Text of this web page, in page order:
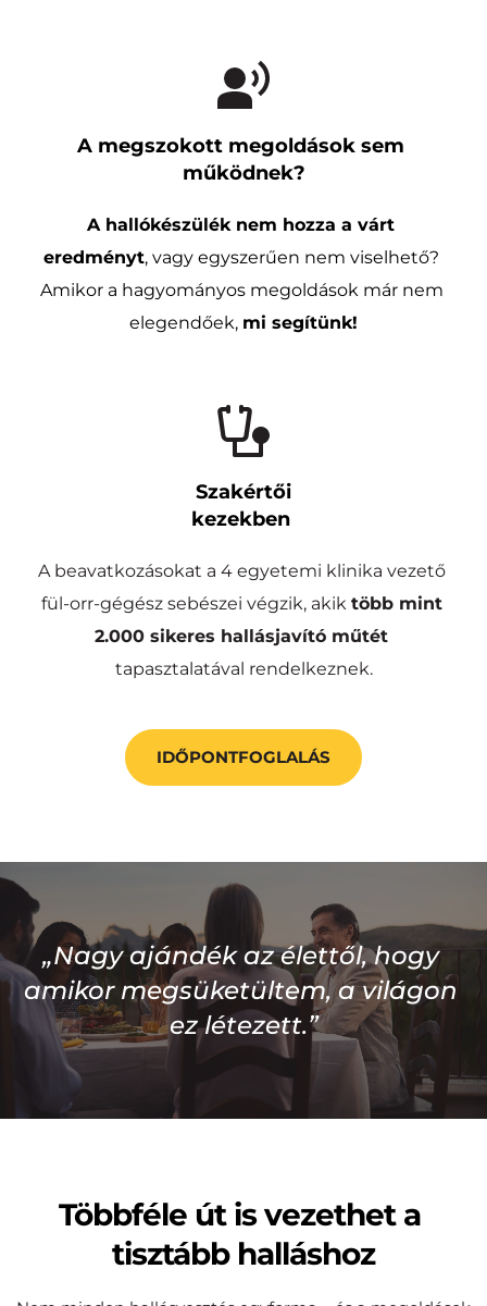
A megszokott megoldások sem
működnek?
A hallókészülék nem hozza a várt
eredményt, vagy egyszerűen nem viselhető?
Amikor a hagyományos megoldások már nem
elegendőek, mi segítünk!
Szakértői
kezekben
A beavatkozásokat a 4 egyetemi klinika vezető
fül-orr-gégész sebészei végzik, akik több mint
2.000 sikeres hallásjavító műtét
tapasztalatával rendelkeznek.
IDŐPONTFOGLALÁS
„Nagy ajándék az élettől, hogy
amikor megsüketültem, a világon
ez létezett.”
Többféle út is vezethet a
tisztább halláshoz